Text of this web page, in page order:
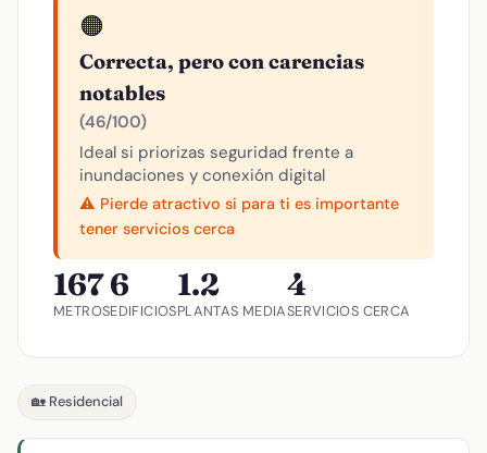
🟠
Correcta, pero con carencias
notables
(46/100)
Ideal si priorizas seguridad frente a
inundaciones y conexión digital
⚠️ Pierde atractivo si para ti es importante
tener servicios cerca
167
METROS
6
EDIFICIOS
1.2
PLANTAS MEDIA
4
SERVICIOS CERCA
🏡 Residencial